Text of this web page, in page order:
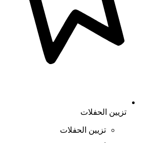
تزيين الحفلات
تزيين الحفلات